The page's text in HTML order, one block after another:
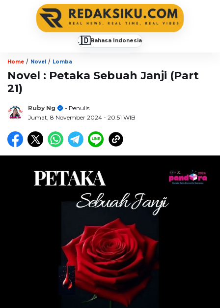
🇮🇩Bahasa Indonesia
Home / Novel / Lomba
Novel : Petaka Sebuah Janji (Part
21)
Ruby Ng
- Penulis
Jumat, 8 November 2024 - 20:51 WIB